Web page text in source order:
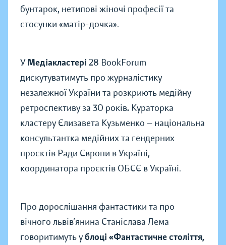
бунтарок, нетипові жіночі професії та
стосунки «матір-дочка».
УМедіакластері 28 BookForum
дискутуватимуть про журналістику
незалежної України та розкриють медійну
ретроспективу за 30 років. Кураторка
кластеру Єлизавета Кузьменко — національна
консультантка медійних та гендерних
проєктів Ради Європи в Україні,
координатора проєктів ОБСЄ в Україні.
Про дорослішання фантастики та про
вічного львів’янина Станіслава Лема
говоритимуть ублоці «Фантастичне століття,